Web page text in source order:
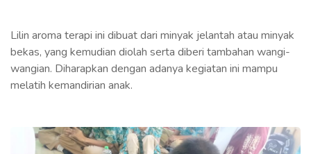
Lilin aroma terapi ini dibuat dari minyak jelantah atau minyak
bekas, yang kemudian diolah serta diberi tambahan wangi-
wangian. Diharapkan dengan adanya kegiatan ini mampu
melatih kemandirian anak.